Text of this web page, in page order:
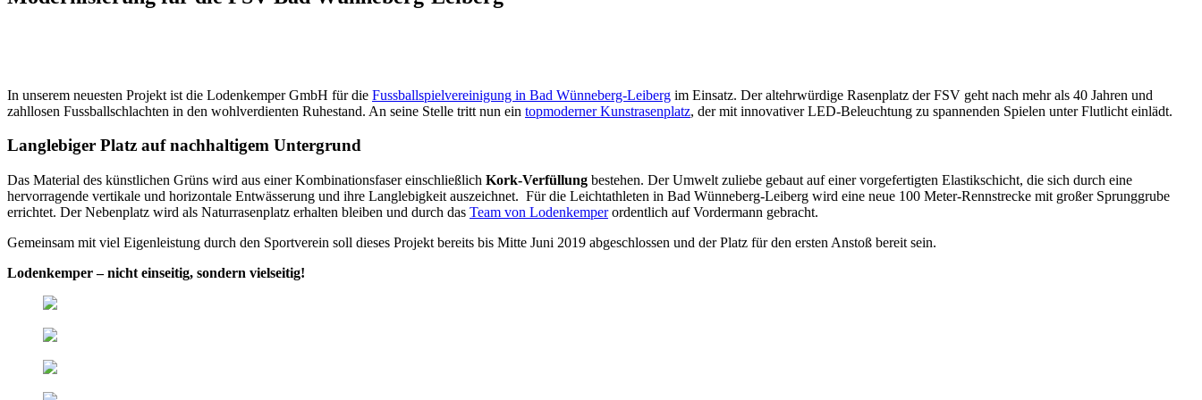
In unserem neuesten Projekt ist die Lodenkemper GmbH für die Fussballspielvereinigung in Bad Wünneberg-Leiberg im Einsatz. Der altehrwürdige Rasenplatz der FSV geht nach mehr als 40 Jahren und
zahllosen Fussballschlachten in den wohlverdienten Ruhestand. An seine Stelle tritt nun ein topmoderner Kunstrasenplatz, der mit innovativer LED-Beleuchtung zu spannenden Spielen unter Flutlicht einlädt.
Langlebiger Platz auf nachhaltigem Untergrund
Das Material des künstlichen Grüns wird aus einer Kombinationsfaser einschließlich Kork-Verfüllung bestehen. Der Umwelt zuliebe gebaut auf einer vorgefertigten Elastikschicht, die sich durch eine
hervorragende vertikale und horizontale Entwässerung und ihre Langlebigkeit auszeichnet. Für die Leichtathleten in Bad Wünneberg-Leiberg wird eine neue 100 Meter-Rennstrecke mit großer Sprunggrube
errichtet. Der Nebenplatz wird als Naturrasenplatz erhalten bleiben und durch das Team von Lodenkemperordentlich auf Vordermann gebracht.
Gemeinsam mit viel Eigenleistung durch den Sportverein soll dieses Projekt bereits bis Mitte Juni 2019 abgeschlossen und der Platz für den ersten Anstoß bereit sein.
Lodenkemper – nicht einseitig, sondern vielseitig!